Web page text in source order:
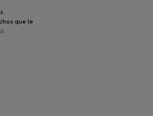
que le